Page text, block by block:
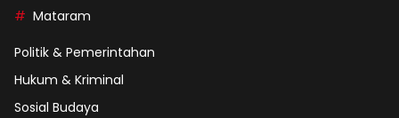
Mataram
Politik & Pemerintahan
Hukum & Kriminal
Sosial Budaya